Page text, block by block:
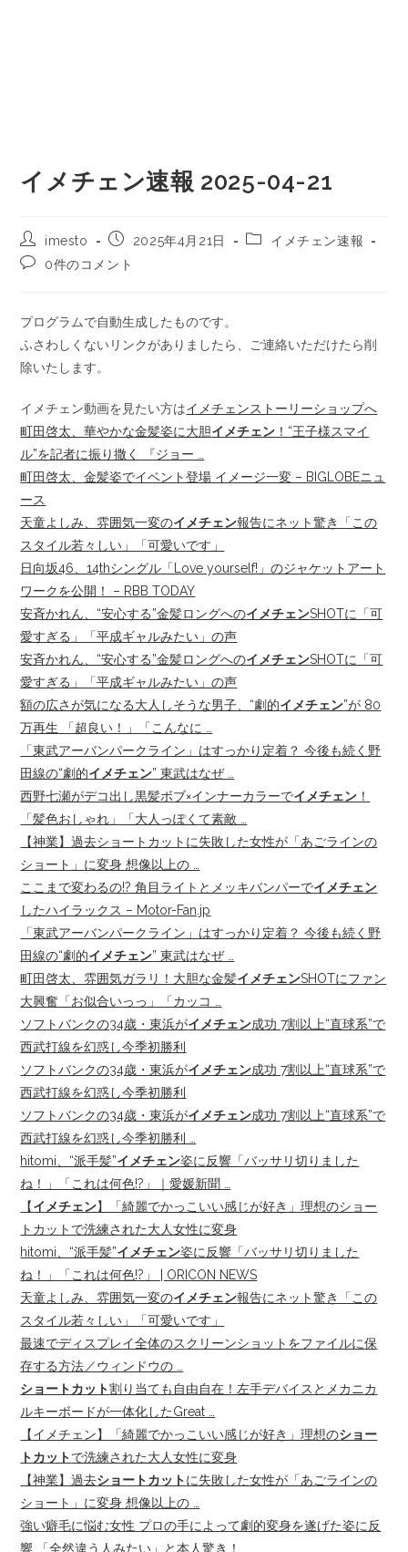
イメチェン速報 2025-04-21
imesto 2025年4月21日
イメチェン速報
0件のコメント
プログラムで自動生成したものです。
ふさわしくないリンクがありましたら、ご連絡いただけたら削
除いたします。
イメチェン動画を見たい方はイメチェンストーリーショップへ
町田啓太、華やかな金髪姿に大胆イメチェン ！“王子様スマイ
ル”を記者に振り撒く 『ジョー …
町田啓太、金髪姿でイベント登場 イメージ一変 – BIGLOBEニュ
ース
天童よしみ、雰囲気一変のイメチェン報告にネット驚き「この
スタイル若々しい」「可愛いです」
日向坂46、14thシングル「Love yourself!」のジャケットアート
ワークを公開！ – RBB TODAY
安斉かれん、“安心する”金髪ロングへのイメチェンSHOTに「可
愛すぎる」「平成ギャルみたい」の声
安斉かれん、“安心する”金髪ロングへのイメチェンSHOTに「可
愛すぎる」「平成ギャルみたい」の声
額の広さが気になる大人しそうな男子、“劇的イメチェン”が 80
万再生 「超良い！」「こんなに …
「東武アーバンパークライン」はすっかり定着？ 今後も続く野
田線の“劇的イメチェン” 東武はなぜ …
西野七瀬がデコ出し黒髪ボブ×インナーカラーでイメチェン ！
「髪色おしゃれ」「大人っぽくて素敵 …
【神業】過去ショートカットに失敗した女性が「あごラインの
ショート」に変身 想像以上の …
ここまで変わるの!? 角目ライトとメッキバンパーでイメチェン
したハイラックス – Motor-Fan.jp
「東武アーバンパークライン」はすっかり定着？ 今後も続く野
田線の“劇的イメチェン” 東武はなぜ …
町田啓太、雰囲気ガラリ！大胆な金髪イメチェンSHOTにファン
大興奮「お似合いっっ」「カッコ …
ソフトバンクの34歳・東浜がイメチェン成功 7割以上“直球系”で
西武打線を幻惑し今季初勝利
ソフトバンクの34歳・東浜がイメチェン成功 7割以上“直球系”で
西武打線を幻惑し今季初勝利
ソフトバンクの34歳・東浜がイメチェン成功 7割以上“直球系”で
西武打線を幻惑し今季初勝利 …
hitomi、“派手髪”イメチェン姿に反響「バッサリ切りました
ね！」「これは何色!?」｜愛媛新聞 …
【イメチェン】「綺麗でかっこいい感じが好き」理想のショー
トカットで洗練された大人女性に変身
hitomi、“派手髪”イメチェン姿に反響「バッサリ切りました
ね！」「これは何色!?」 | ORICON NEWS
天童よしみ、雰囲気一変のイメチェン報告にネット驚き「この
スタイル若々しい」「可愛いです」
最速でディスプレイ全体のスクリーンショットをファイルに保
存する方法／ウィンドウの …
ショートカット割り当ても自由自在！左手デバイスとメカニカ
ルキーボードが一体化したGreat …
【イメチェン】「綺麗でかっこいい感じが好き」理想のショー
トカットで洗練された大人女性に変身
【神業】過去ショートカットに失敗した女性が「あごラインの
ショート」に変身 想像以上の …
強い癖毛に悩む女性 プロの手によって劇的変身を遂げた姿に反
響 「全然違う人みたい」と本人驚き！